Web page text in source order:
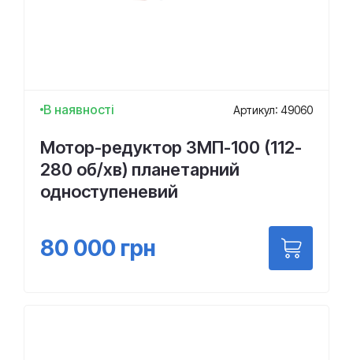
В наявності Артикул: 49060
Мотор-редуктор 3МП-100 (112-
280 об/хв) планетарний
одноступеневий
80 000 грн